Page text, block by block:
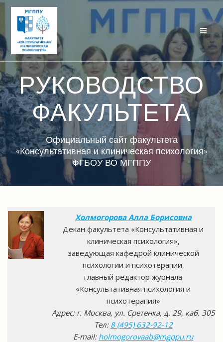
Перейти
РУКОВОДСТВО
ФАКУЛЬТЕТА
Официальный сайт факультета
«Консультативная и клиническая психология»
ФГБОУ ВО МГППУ
Холмогорова Алла Борисовна
Декан факультета «Консультативная и
клиническая психология»,
заведующая кафедрой клинической
психологии и психотерапии,
главный редактор журнала
«Консультативная психология и
психотерапия»
Адрес: г. Москва, ул. Сретенка, д. 29, каб. 305
Тел: 8 (495) 632-92-12
E-mail: holmogorovaab@mgppu.ru